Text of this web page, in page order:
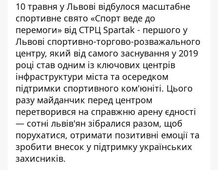
10 травня у Львові відбулося масштабне
спортивне свято «Спорт веде до
перемоги» від СТРЦ Spartak - першого у
Львові спортивно-торгово-розважального
центру, який від самого заснування у 2019
році став одним із ключових центрів
інфраструктури міста та осередком
підтримки спортивного ком'юніті. Цього
разу майданчик перед центром
перетворився на справжню арену єдності
— сотні львів'ян зібралися разом, щоб
порухатися, отримати позитивні емоції та
зробити внесок у підтримку українських
захисників.